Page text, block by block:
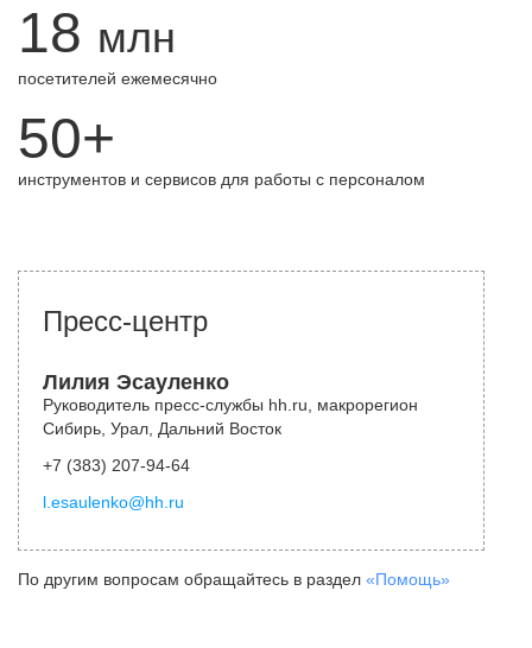
18 млн
посетителей ежемесячно
50+
инструментов и сервисов для работы с персоналом
Пресс-центр
Лилия Эсауленко
Руководитель пресс-службы hh.ru, макрорегион
Сибирь, Урал, Дальний Восток
+7 (383) 207-94-64
l.esaulenko@hh.ru
По другим вопросам обращайтесь в раздел «Помощь»